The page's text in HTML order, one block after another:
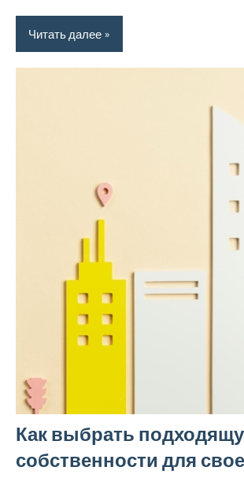
Читать далее
Как выбрать
собственности для